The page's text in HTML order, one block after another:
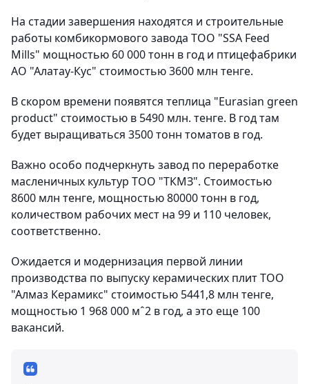
На стадии завершения находятся и строительные
работы комбикормового завода ТОО "SSA Feed
Mills" мощностью 60 000 тонн в год и птицефабрики
АО "Алатау-Кус" стоимостью 3600 млн тенге.
В скором времени появятся теплица "Eurasian green
product" стоимостью в 5490 млн. тенге. В год там
будет выращиваться 3500 тонн томатов в год.
Важно особо подчеркнуть завод по переработке
масленичных культур ТОО "ТКМЗ". Стоимостью
8600 млн тенге, мощностью 80000 тонн в год,
количеством рабочих мест на 99 и 110 человек,
соответственно.
Ожидается и модернизация первой линии
производства по выпуску керамических плит ТОО
"Алмаз Керамикс" стоимостью 5441,8 млн тенге,
мощностью 1 968 000 мˆ2 в год, а это еще 100
вакансий.